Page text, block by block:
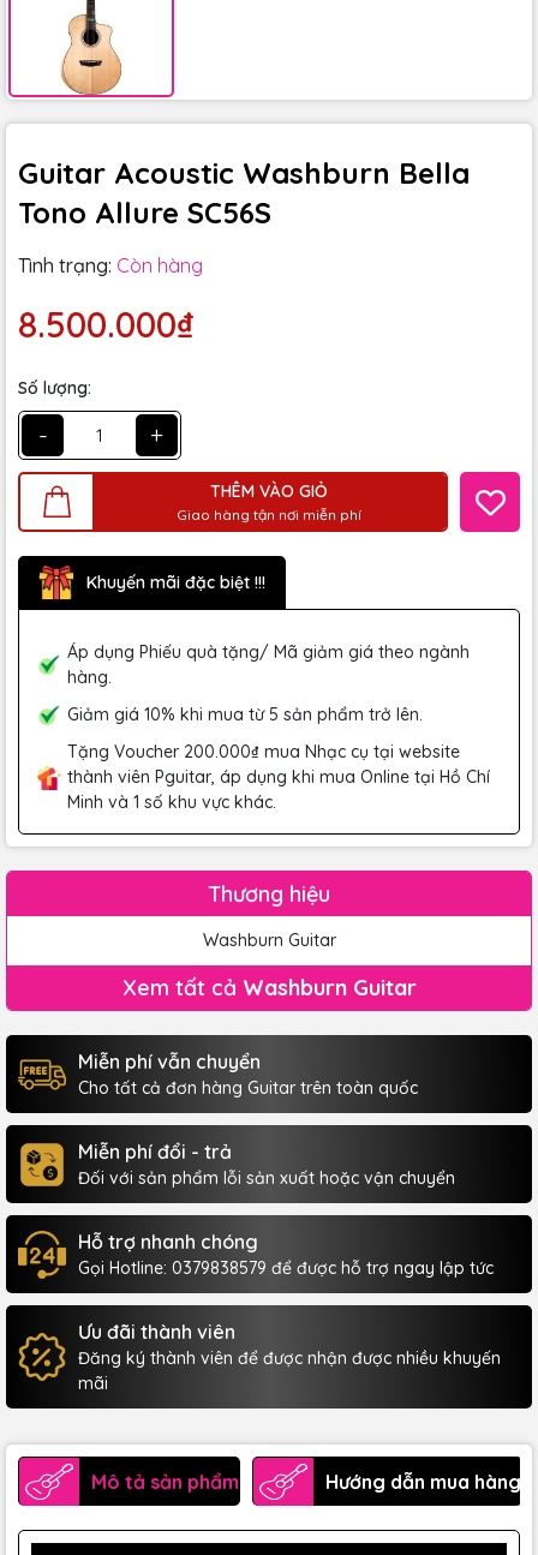
Guitar Acoustic Washburn Bella
Tono Allure SC56S
Tình trạng: Còn hàng
8.500.000₫
Số lượng:
- +
THÊM VÀO GIỎ
Giao hàng tận nơi miễn phí
Khuyến mãi đặc biệt !!!
Áp dụng Phiếu quà tặng/ Mã giảm giá theo ngành
hàng.
Giảm giá 10% khi mua từ 5 sản phẩm trở lên.
Tặng Voucher 200.000₫ mua Nhạc cụ tại website
thành viên Pguitar, áp dụng khi mua Online tại Hồ Chí
Minh và 1 số khu vực khác.
Thương hiệu
Washburn Guitar
Xem tất cả Washburn Guitar
Miễn phí vẫn chuyển
Cho tất cả đơn hàng Guitar trên toàn quốc
Miễn phí đổi - trả
Đối với sản phẩm lỗi sản xuất hoặc vận chuyển
Hỗ trợ nhanh chóng
Gọi Hotline: 0379838579 để được hỗ trợ ngay lập tức
Ưu đãi thành viên
Đăng ký thành viên để được nhận được nhiều khuyến
mãi
Mô tả sản phẩm Hướng dẫn mua hàng